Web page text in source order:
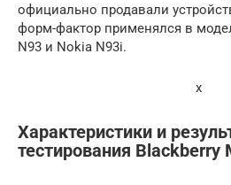
официально продавали
форм-фактор применялся в
N93 и Nokia N93i.
x
Характеристики и
тестирования Blackberry